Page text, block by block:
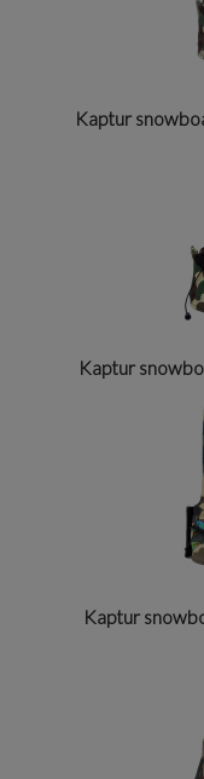
Kaptur
Kaptur
Kaptur